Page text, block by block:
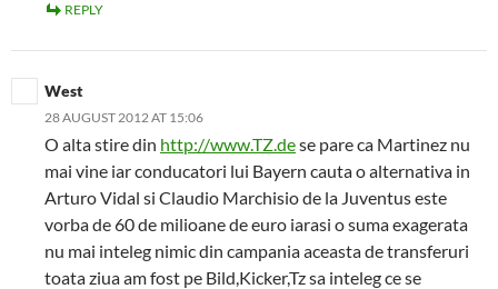
REPLY
West
28 AUGUST 2012 AT 15:06
O alta stire din http://www.TZ.dese pare ca Martinez nu
mai vine iar conducatori lui Bayern cauta o alternativa in
Arturo Vidal si Claudio Marchisio de la Juventus este
vorba de 60 de milioane de euro iarasi o suma exagerata
nu mai inteleg nimic din campania aceasta de transferuri
toata ziua am fost pe Bild,Kicker,Tz sa inteleg ce se